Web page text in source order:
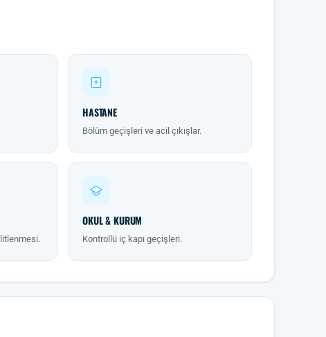
HASTANE
Bölüm geçişleri ve acil çıkışlar.
OKUL & KURUM
Kontrollü iç kapı geçişleri.